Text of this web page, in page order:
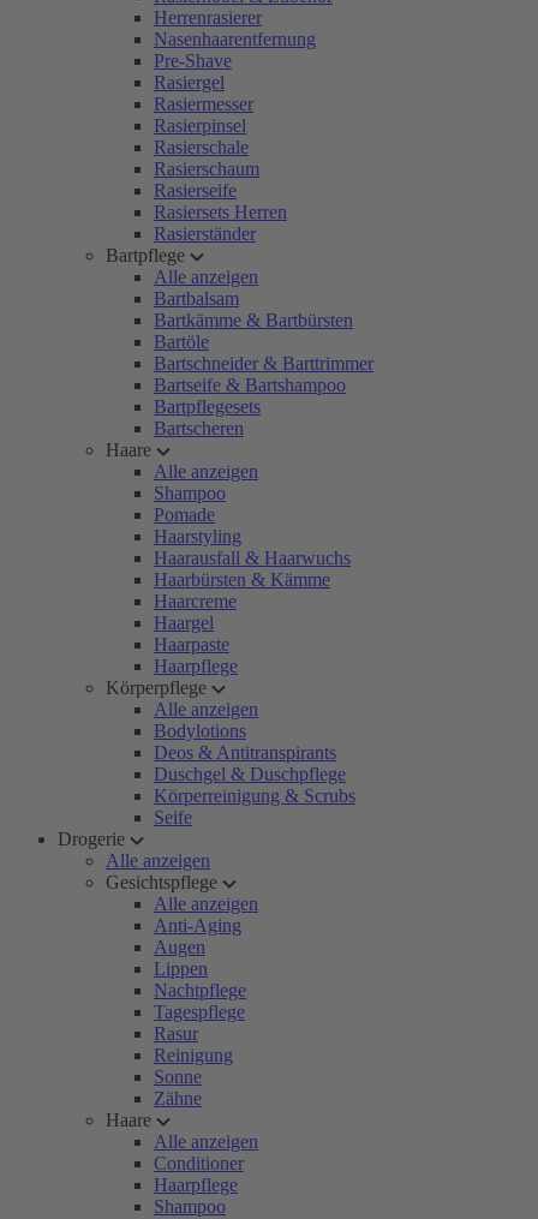
Herrenrasierer
Nasenhaarentfernung
Pre-Shave
Rasiergel
Rasiermesser
Rasierpinsel
Rasierschale
Rasierschaum
Rasierseife
Rasiersets Herren
Rasierständer
Bartpflege
Alle anzeigen
Bartbalsam
Bartkämme & Bartbürsten
Bartöle
Bartschneider & Barttrimmer
Bartseife & Bartshampoo
Bartpflegesets
Bartscheren
Haare
Alle anzeigen
Shampoo
Pomade
Haarstyling
Haarausfall & Haarwuchs
Haarbürsten & Kämme
Haarcreme
Haargel
Haarpaste
Haarpflege
Körperpflege
Alle anzeigen
Bodylotions
Deos & Antitranspirants
Duschgel & Duschpflege
Körperreinigung & Scrubs
Seife
Drogerie
Alle anzeigen
Gesichtspflege
Alle anzeigen
Anti-Aging
Augen
Lippen
Nachtpflege
Tagespflege
Rasur
Reinigung
Sonne
Zähne
Haare
Alle anzeigen
Conditioner
Haarpflege
Shampoo